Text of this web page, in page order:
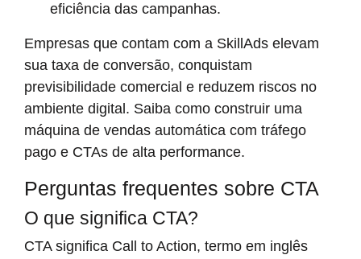
eficiência das campanhas.
Empresas que contam com a SkillAds elevam
sua taxa de conversão, conquistam
previsibilidade comercial e reduzem riscos no
ambiente digital. Saiba como construir uma
máquina de vendas automática com tráfego
pago e CTAs de alta performance.
Perguntas frequentes sobre CTA
O que significa CTA?
CTA significa Call to Action, termo em inglês